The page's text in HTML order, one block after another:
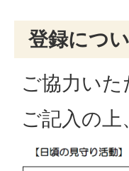
登録につ
ご協力い
ご記入の